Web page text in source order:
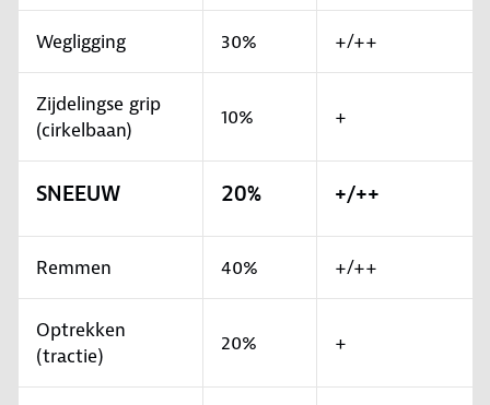
Wegligging 30% +/++
Zijdelingse grip
(cirkelbaan)
10% +
SNEEUW 20% +/++
Remmen 40% +/++
Optrekken
(tractie)
20% +